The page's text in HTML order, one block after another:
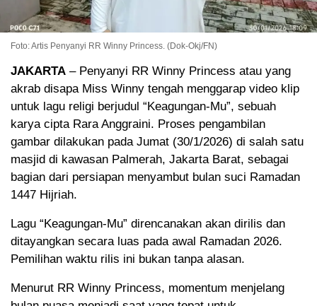
Foto: Artis Penyanyi RR Winny Princess. (Dok-Okj/FN)
JAKARTA – Penyanyi RR Winny Princess atau yang
akrab disapa Miss Winny tengah menggarap video klip
untuk lagu religi berjudul “Keagungan-Mu”, sebuah
karya cipta Rara Anggraini. Proses pengambilan
gambar dilakukan pada Jumat (30/1/2026) di salah satu
masjid di kawasan Palmerah, Jakarta Barat, sebagai
bagian dari persiapan menyambut bulan suci Ramadan
1447 Hijriah.
Lagu “Keagungan-Mu” direncanakan akan dirilis dan
ditayangkan secara luas pada awal Ramadan 2026.
Pemilihan waktu rilis ini bukan tanpa alasan.
Menurut RR Winny Princess, momentum menjelang